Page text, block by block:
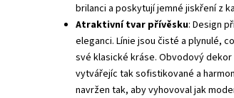
brilanci a poskytují jemné jiskření z
Atraktivní tvar přívěsku: Design
eleganci. Línie jsou čisté a plynulé,
své klasické kráse. Obvodový
vytvářejíc tak sofistikované a
navržen tak, aby vyhovoval jak